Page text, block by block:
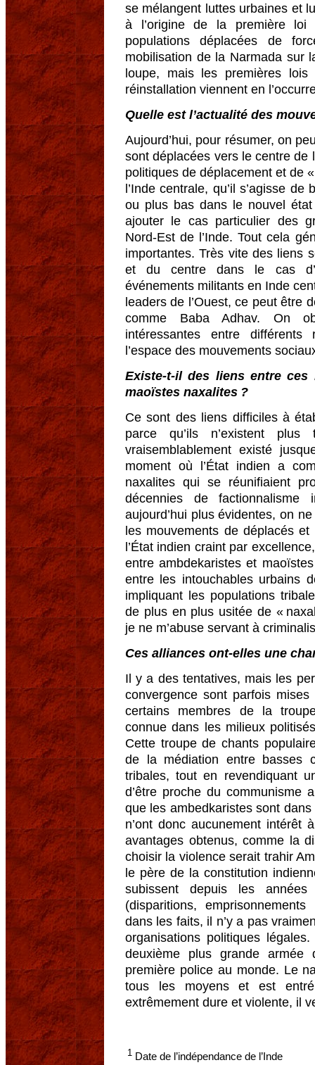
se mélangent luttes urbaines et
à l’origine de la première loi
populations déplacées de
mobilisation de la Narmada sur
loupe, mais les premières
réinstallation viennent en
Quelle est l’actualité des
Aujourd’hui, pour résumer, on
sont déplacées vers le centre de
politiques de déplacement et de
l’Inde centrale, qu’il s’agisse
ou plus bas dans le nouvel
ajouter le cas particulier des
Nord-Est de l’Inde. Tout cela
importantes. Très vite des liens
et du centre dans le cas
événements militants en Inde
leaders de l’Ouest, ce peut être
comme Baba Adhav. On
intéressantes entre différents
l’espace des mouvements
Existe-t-il des liens entre ces
maoïstes naxalites ?
Ce sont des liens difficiles à
parce qu’ils n’existent
vraisemblablement existé
moment où l’État indien a
naxalites qui se réunifiaient
décennies de
aujourd’hui plus évidentes, on
les mouvements de déplacés
l’État indien craint par
entre ambdekaristes et
entre les intouchables urbains
impliquant les populations
de plus en plus usitée de «
je ne m’abuse servant à
Ces alliances ont-elles une
Il y a des tentatives, mais les
convergence sont parfois
certains membres de la
connue dans les milieux
Cette troupe de chants
de la médiation entre basses
tribales, tout en revendiquant
d’être proche du communisme
que les ambedkaristes sont
n’ont donc aucunement
avantages obtenus, comme la
choisir la violence serait trahir
le père de la constitution
subissent depuis les
(disparitions,
dans les faits, il n’y a pas
organisations politiques
deuxième plus grande armée
première police au monde. Le
tous les moyens et est
extrêmement dure et violente, il
1 Date de l’indépendance de l’Inde